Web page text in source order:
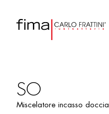
SO
Miscelatore incasso doccia